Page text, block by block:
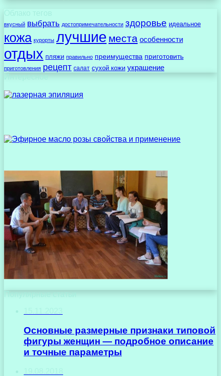
Облако тегов
вкусный выбрать достопримечательности здоровье идеальное
кожа курорты лучшие места особенности
отдых пляжи правильно преимущества приготовить
приготовления рецепт салат сухой кожи украшение
Основные размерные признаки типовой
фигуры женщин — подробное описание
и точные параметры